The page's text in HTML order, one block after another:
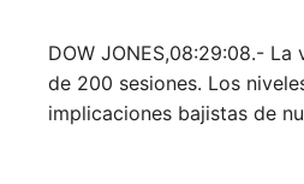
DOW JONES,08:29:08.-
de 200 sesiones. Los
implicaciones bajistas de